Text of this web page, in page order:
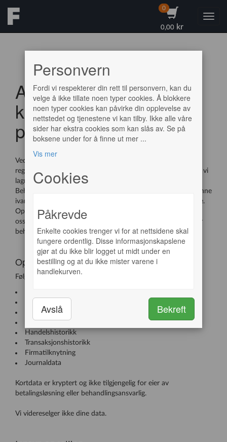
0,00 kr
0
0,00 kr
0
Avtale for lagring av
kundedata og
personopplysninger
Ved å sette opp brukerkonto hos oss, enten ved vanlig
registrering eller innlogging gjennom vipps, godkjenner du at vi
lagrer dine data for internt bruk.
Behandling av personlige data er nødvendig for at vi skal kunne
ivareta våre kontraktsforpliktelser og betjene deg som kunde.
Opplysninger du deler med oss vil være tilgjengelig både for
oss i Grønefed Kulturtun AS og for Frontline POS AS som er
behandlingsansvarlig for dine data.
Opplysninger som innhentes
Følgende data blir registrert og lagret:
Mobiltelefonnummer
Kommunikasjonshistorikk
Handelshistorikk
Transaksjonshistorikk
Firmatilknytning
Journaldata
Kortdata er kryptert og ikke tilgjengelig for eier av
betalingsløsning eller behandlingsansvarlig.
Vi videreselger ikke dine data.
Personvern
Fordi vi respekterer din rett til personvern, kan du
velge å ikke tillate noen typer cookies. Å blokkere
noen typer cookies kan påvirke din opplevelse av
nettstedet og tjenestene vi kan tilby. Ikke alle våre
sider har ekstra cookies som kan slås av. Se på
boksene under for å finne ut mer ...
Vis mer
Cookies
Påkrevde
Enkelte cookies trenger vi for at nettsidene skal
fungere ordentlig. Disse informasjonskapslene
gjør at du ikke blir logget ut midt under en
bestilling og at du ikke mister varene i
handlekurven.
Avslå Bekreft